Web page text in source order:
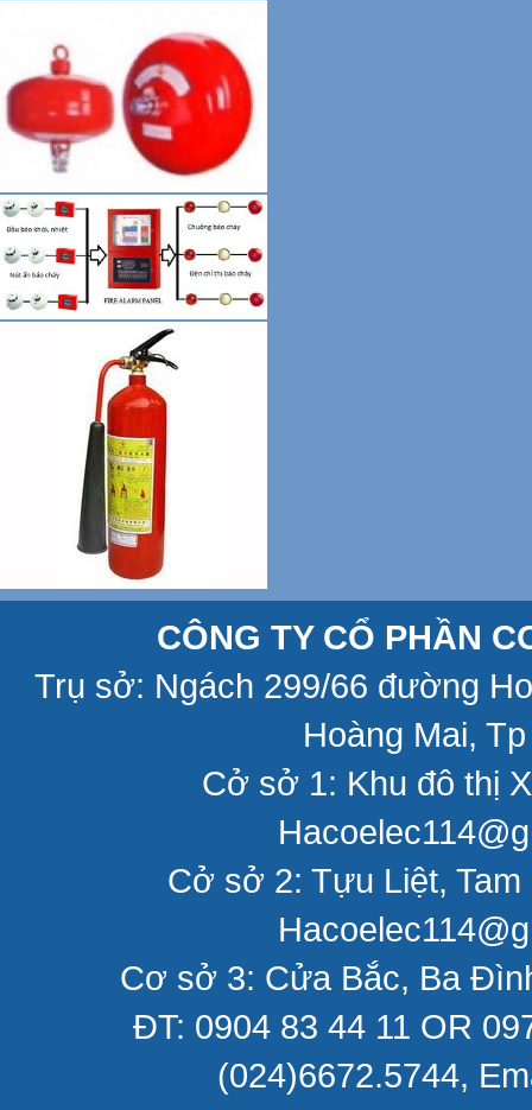
CÔNG TY CỔ PHẦN
Trụ sở: Ngách 299/66 đường
Hoàng Mai,
Cở sở 1: Khu đô thị
Cở sở 2: Tựu Liệt,
Cơ sở 3: Cửa Bắc, Ba
ĐT: 0904 83 44 11 OR
(024)6672.5744,